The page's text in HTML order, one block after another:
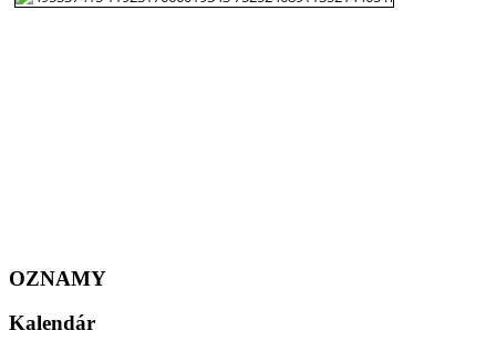
OZNAMY
Kalendár